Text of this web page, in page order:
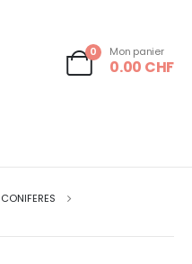
0 Mon panier
0.00 CHF
CONIFERES